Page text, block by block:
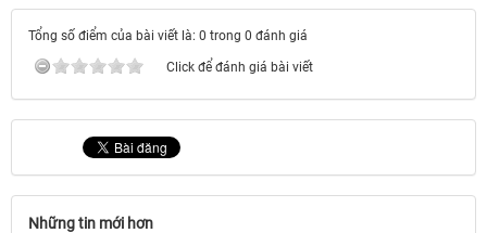
Tổng số điểm của bài viết là: 0 trong 0 đánh giá
Click để đánh giá bài viết
Những tin mới hơn